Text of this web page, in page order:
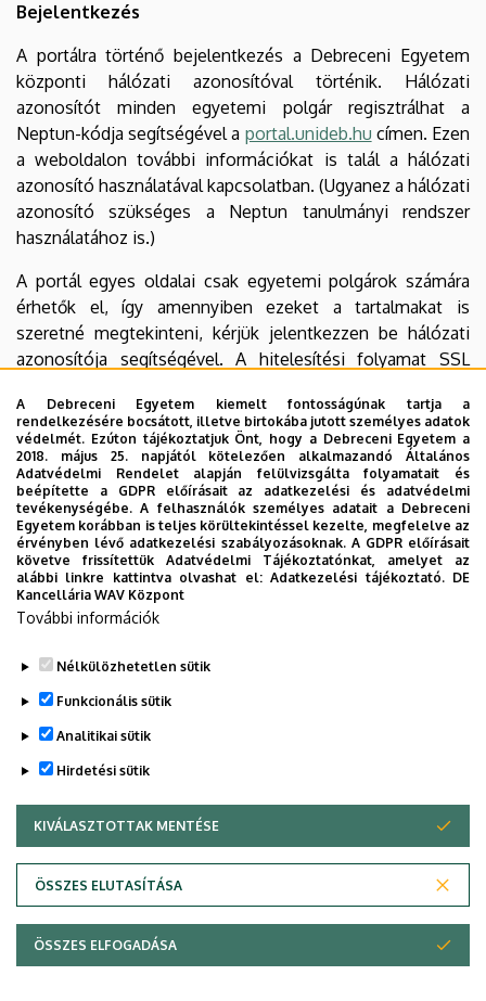
Bejelentkezés
A portálra történő bejelentkezés a Debreceni Egyetem
központi hálózati azonosítóval történik. Hálózati
azonosítót minden egyetemi polgár regisztrálhat a
Neptun-kódja segítségével a portal.unideb.hu címen. Ezen
a weboldalon további információkat is talál a hálózati
azonosító használatával kapcsolatban. (Ugyanez a hálózati
azonosító szükséges a Neptun tanulmányi rendszer
használatához is.)
A portál egyes oldalai csak egyetemi polgárok számára
érhetők el, így amennyiben ezeket a tartalmakat is
szeretné megtekinteni, kérjük jelentkezzen be hálózati
azonosítója segítségével. A hitelesítési folyamat SSL
felhasználóneve és jelszava nem kerülhet illetéktelen
kezekbe.
Letölthető állományok olvasásához szükséges
program
Az Acrobat típusú fájlok megnyitásához és
megjelenítéséhez szükséges ingyenes programot - ha
nem rendelkezik azzal -
Amennyiben további kérdése merül fel, kérjük, azt
e-mail címre
Legutóbbi frissítés: 2023. 03. 26. 20:10
Adatvédelem
Szerzői jog &másolat; @év @szervezet @verzió
A Debreceni Egyetem kiemelt fontosságúnak tartja a
rendelkezésére bocsátott, illetve birtokába jutott személyes adatok
védelmét. Ezúton tájékoztatjuk Önt, hogy a Debreceni Egyetem a
2018. május 25. napjától kötelezően alkalmazandó Általános
Adatvédelmi Rendelet alapján felülvizsgálta folyamatait és
beépítette a GDPR előírásait az adatkezelési és adatvédelmi
tevékenységébe. A felhasználók személyes adatait a Debreceni
Egyetem korábban is teljes körültekintéssel kezelte, megfelelve az
érvényben lévő adatkezelési szabályozásoknak. A GDPR előírásait
követve frissítettük Adatvédelmi Tájékoztatónkat, amelyet az
alábbi linkre kattintva olvashat el:Adatkezelési tájékoztató. DE
Kancellária WAV Központ
További információk
Nélkülözhetetlen sütik
Funkcionális sütik
Analitikai sütik
Hirdetési sütik
KIVÁLASZTOTTAK MENTÉSE
ÖSSZES ELUTASÍTÁSA
WITHDRAW CONSENT
ÖSSZES ELFOGADÁSA